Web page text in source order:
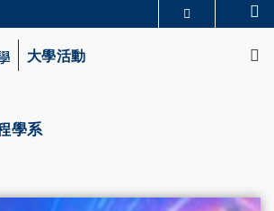
大學活動
學系